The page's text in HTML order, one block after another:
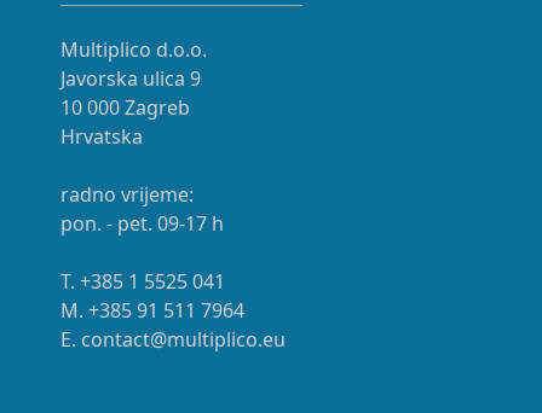
Multiplico d.o.o.
Javorska ulica 9
10 000 Zagreb
Hrvatska
radno vrijeme:
pon. - pet. 09-17 h
T. +385 1 5525 041
M. +385 91 511 7964
E. contact@multiplico.eu